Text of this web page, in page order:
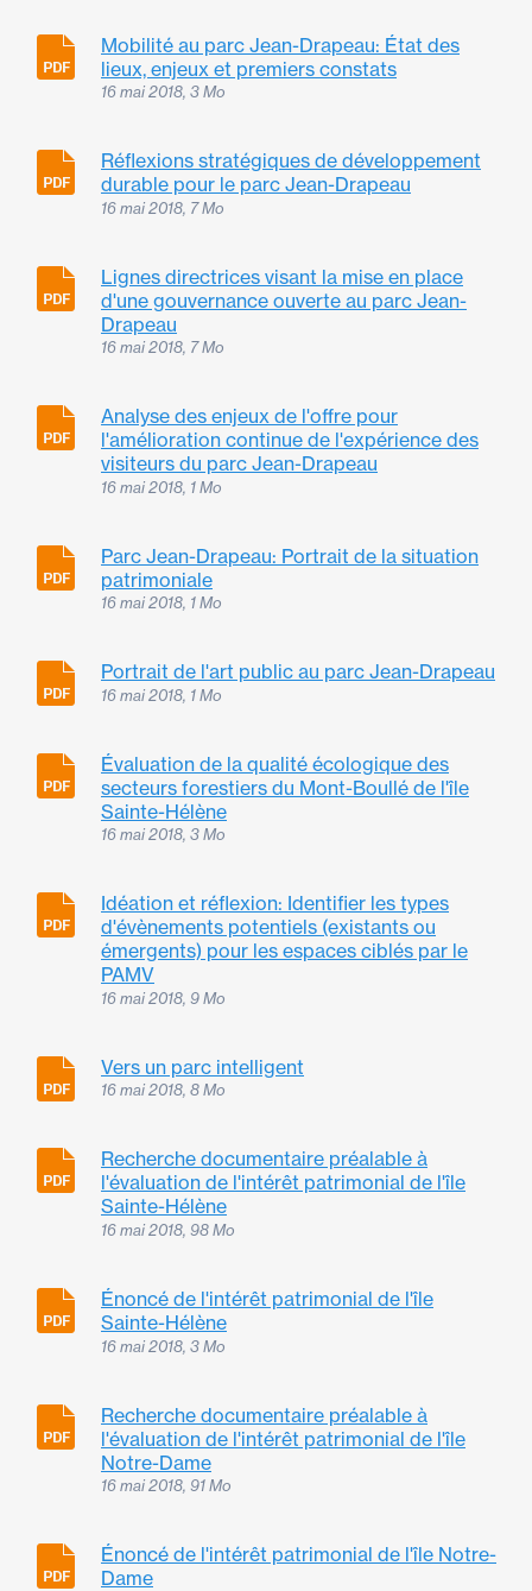
Mobilité au parc Jean-Drapeau: État des
lieux, enjeux et premiers constats
16 mai 2018, 3 Mo
Réflexions stratégiques de développement
durable pour le parc Jean-Drapeau
16 mai 2018, 7 Mo
Lignes directrices visant la mise en place
d'une gouvernance ouverte au parc Jean-
Drapeau
16 mai 2018, 7 Mo
Analyse des enjeux de l'offre pour
l'amélioration continue de l'expérience des
visiteurs du parc Jean-Drapeau
16 mai 2018, 1 Mo
Parc Jean-Drapeau: Portrait de la situation
patrimoniale
16 mai 2018, 1 Mo
Portrait de l'art public au parc Jean-Drapeau
16 mai 2018, 1 Mo
Évaluation de la qualité écologique des
secteurs forestiers du Mont-Boullé de l'île
Sainte-Hélène
16 mai 2018, 3 Mo
Idéation et réflexion: Identifier les types
d'évènements potentiels (existants ou
émergents) pour les espaces ciblés par le
PAMV
16 mai 2018, 9 Mo
Vers un parc intelligent
16 mai 2018, 8 Mo
Recherche documentaire préalable à
l'évaluation de l'intérêt patrimonial de l'île
Sainte-Hélène
16 mai 2018, 98 Mo
Énoncé de l'intérêt patrimonial de l'île
Sainte-Hélène
16 mai 2018, 3 Mo
Recherche documentaire préalable à
l'évaluation de l'intérêt patrimonial de l'île
Notre-Dame
16 mai 2018, 91 Mo
Énoncé de l'intérêt patrimonial de l'île Notre-
Dame